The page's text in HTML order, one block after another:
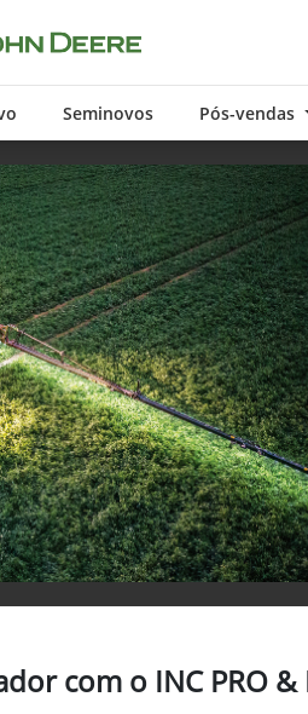
Seminovos Pós-vendas
com o INC PRO &